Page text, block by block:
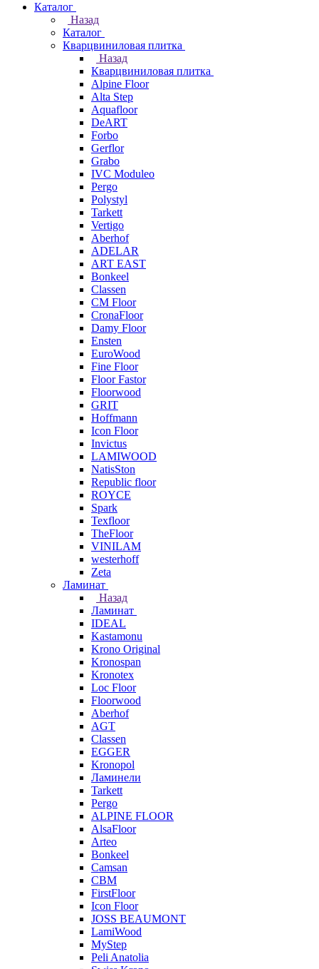
Каталог
Назад
Каталог
Кварцвиниловая плитка
Назад
Кварцвиниловая плитка
Alpine Floor
Alta Step
Aquafloor
DeART
Forbo
Gerflor
Grabo
IVC Moduleo
Pergo
Polystyl
Tarkett
Vertigo
Aberhof
ADELAR
ART EAST
Bonkeel
Classen
CM Floor
CronaFloor
Damy Floor
Ensten
EuroWood
Fine Floor
Floor Fastor
Floorwood
GRIT
Hoffmann
Icon Floor
Invictus
LAMIWOOD
NatisSton
Republic floor
ROYCE
Spark
Texfloor
TheFloor
VINILAM
westerhoff
Zeta
Ламинат
Назад
Ламинат
IDEAL
Kastamonu
Krono Original
Kronospan
Kronotex
Loc Floor
Floorwood
Aberhof
AGT
Classen
EGGER
Kronopol
Ламинели
Tarkett
Pergo
ALPINE FLOOR
AlsaFloor
Arteo
Bonkeel
Camsan
CBM
FirstFloor
Icon Floor
JOSS BEAUMONT
LamiWood
MyStep
Peli Anatolia